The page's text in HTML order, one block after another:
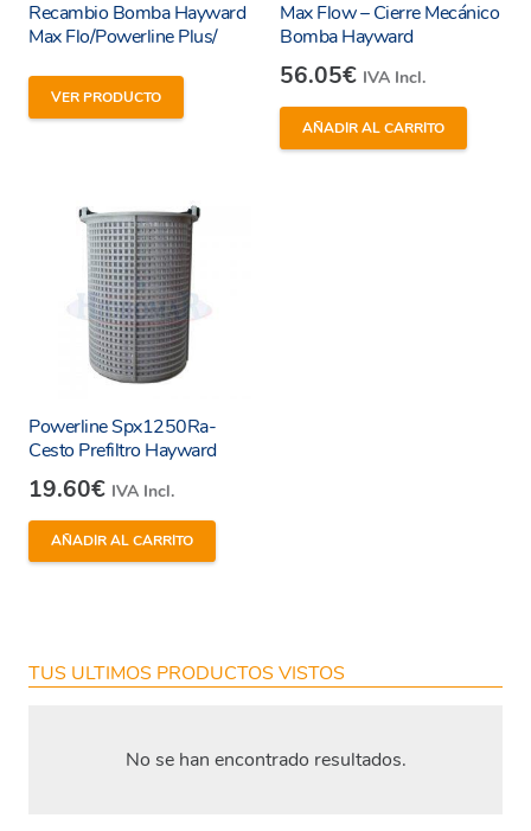
He leído y estoy de acuerdo con lostérminos y
política de privacidadde la web.
Enviar
Recambio Bomba Hayward
Max Flo/Powerline Plus/
VER PRODUCTO
Max Flow – Cierre Mecánico
Bomba Hayward
56.05€ IVA Incl.
AÑADIR AL CARRITO
Powerline Spx1250Ra-
Cesto Prefiltro Hayward
19.60€ IVA Incl.
AÑADIR AL CARRITO
TUS ULTIMOS PRODUCTOS VISTOS
No se han encontrado resultados.